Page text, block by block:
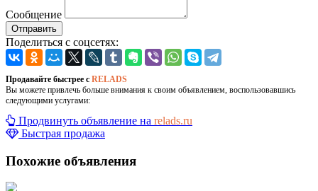
Сообщение
Отправить
Поделиться с соцсетях:
Продавайте быстрее с RELADS
Вы можете привлечь больше внимания к своим объявлением, воспользовавшись
следующими услугами:
Продвинуть объявление на relads.ru
Быстрая продажа
Похожие объявления